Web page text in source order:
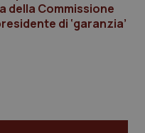
della Commissione
di ‘garanzia’